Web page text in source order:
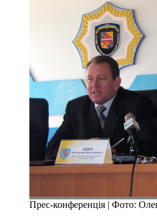
Прес-конференція | Фото: